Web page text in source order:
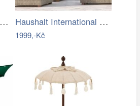
BIZZOTTO Slunečník SIVIGLIA taupe 3x3m Haushalt International Dřevěný…
1999,-Kč